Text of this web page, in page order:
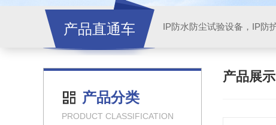
产品直通车
产品分类
PRODUCT CLASSIFICATION
产品展示